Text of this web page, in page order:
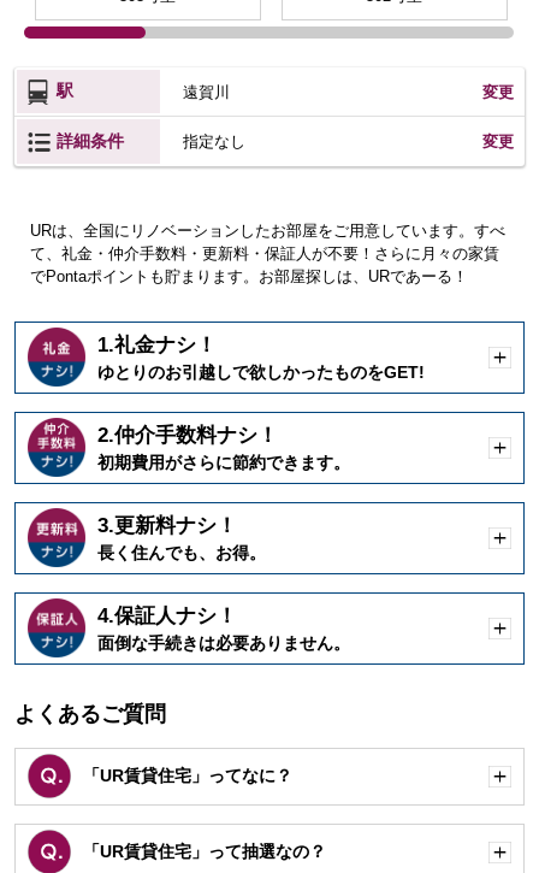
駅 遠賀川 変更
詳細条件 指定なし 変更
URは、全国にリノベーションしたお部屋をご用意しています。すべ
て、礼金・仲介手数料・更新料・保証人が不要！さらに月々の家賃
でPontaポイントも貯まります。お部屋探しは、URであーる！
1.礼金ナシ！
ゆとりのお引越しで欲しかったものをGET!
く
2.仲介手数料ナシ！
初期費用がさらに節約できます。
く
3.更新料ナシ！
長く住んでも、お得。
く
4.保証人ナシ！
面倒な手続きは必要ありません。
く
よくあるご質問
「UR賃貸住宅」ってなに？
く
「UR賃貸住宅」って抽選なの？